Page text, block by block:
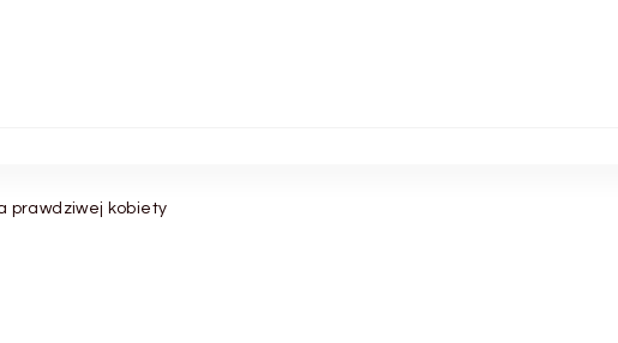
prawdziwej kobiety